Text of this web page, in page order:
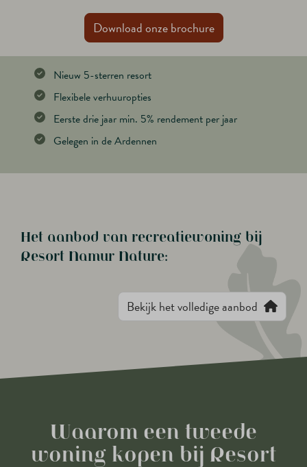
Download onze brochure
Nieuw 5-sterren resort
Flexibele verhuuropties
Eerste drie jaar min. 5% rendement per jaar
Gelegen in de Ardennen
Het aanbod van recreatiewoning bij
Resort Namur Nature:
Bekijk het volledige aanbod
Waarom een tweede
woning kopen bij Resort